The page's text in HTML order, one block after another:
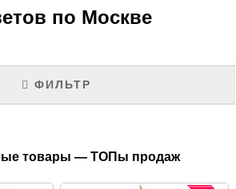
по Москве
ФИЛЬТР
товары — ТОПы продаж